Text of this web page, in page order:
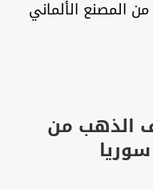
المصنع الألماني
الذهب من